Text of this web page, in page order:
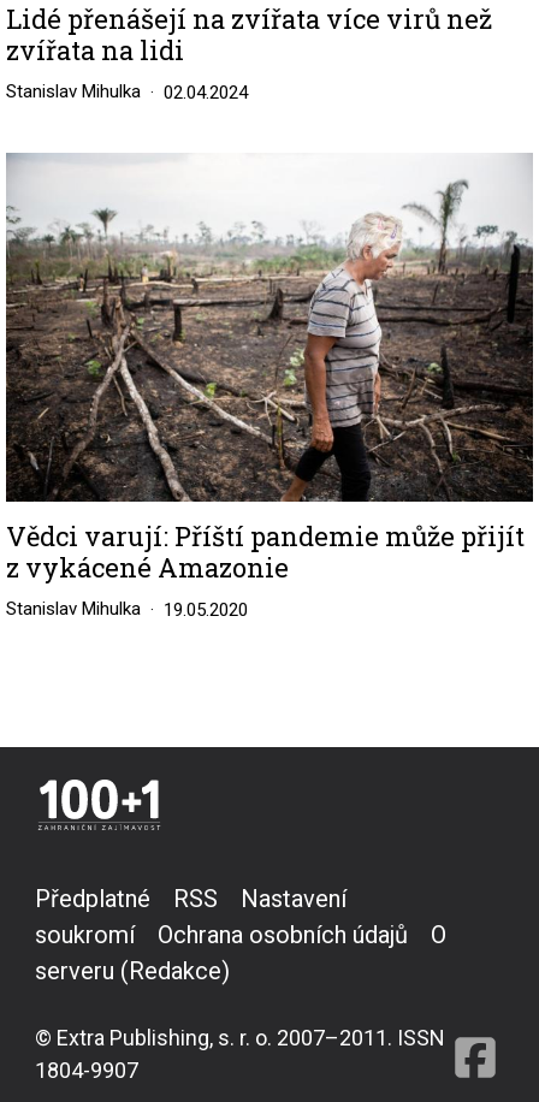
Lidé přenášejí na zvířata více virů než
zvířata na lidi
Stanislav Mihulka 02.04.2024
Image
Vědci varují: Příští pandemie může přijít
z vykácené Amazonie
Stanislav Mihulka 19.05.2020
Předplatné RSS
Nastavení
soukromí
Ochrana osobních údajů
O
serveru (Redakce)
© Extra Publishing, s. r. o. 2007–2011. ISSN
1804-9907